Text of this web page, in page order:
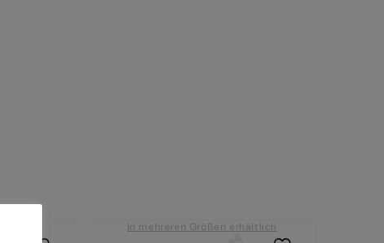
In mehreren Größen erhältlich